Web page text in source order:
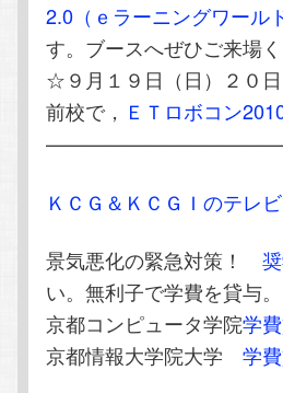
2.0（ｅラーニングワール
す。ブースへぜひご来場く
☆９月１９日（日）２０
前校で， ＥＴロボコン
ＫＣＧ＆ＫＣＧＩのテレ
景気悪化の緊急対策！
い。無利子で学費を貸与。
京都コンピュータ学院学
京都情報大学院大学学